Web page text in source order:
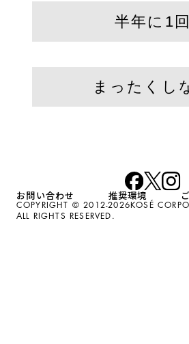
半年に1回
まったくし
お問い合わせ 推奨環境
COPYRIGHT © 2012-2026KOSÉ
ALL RIGHTS RESERVED.